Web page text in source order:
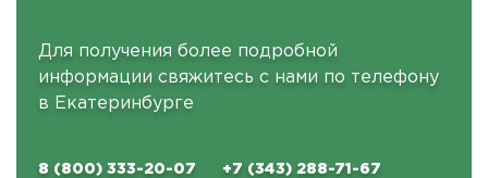
Для получения более подробной
информации свяжитесь с нами по телефону
в Екатеринбурге
8 (800) 333-20-07 +7 (343) 288-71-67